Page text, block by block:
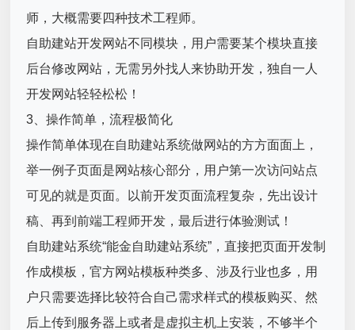
师，大概需要四种技术工程师。
自助建站开发网站不同模块，用户需要某个模块直接
后台修改网站，无需另外找人来协助开发，独自一人
开发网站轻轻松松！
3、操作简单，流程极简化
操作简单体现在自助建站系统做网站的方方面面上，
举一例子页面是网站核心部分，用户第一次访问站点
可见的就是页面。以前开发页面流程复杂，先出设计
稿、再到前端工程师开发，最后进行体验测试！
自助建站系统“能金自助建站系统”，直接把页面开发制
作成模板，官方网站模板种类多、涉及行业也多，用
户只需要选择比较符合自己需求样式的模板购买、然
后上传到服务器上或者是虚拟主机上安装，不够半个